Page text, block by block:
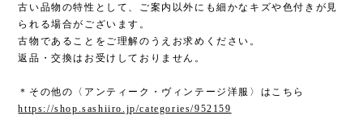
古い品物の特性として、ご案内以外にも細かなキズや色付きが見
られる場合がございます。
古物であることをご理解のうえお求めください。
返品・交換はお受けしておりません。
＊その他の〈アンティーク・ヴィンテージ洋服〉はこちら
https://shop.sashiiro.jp/categories/952159